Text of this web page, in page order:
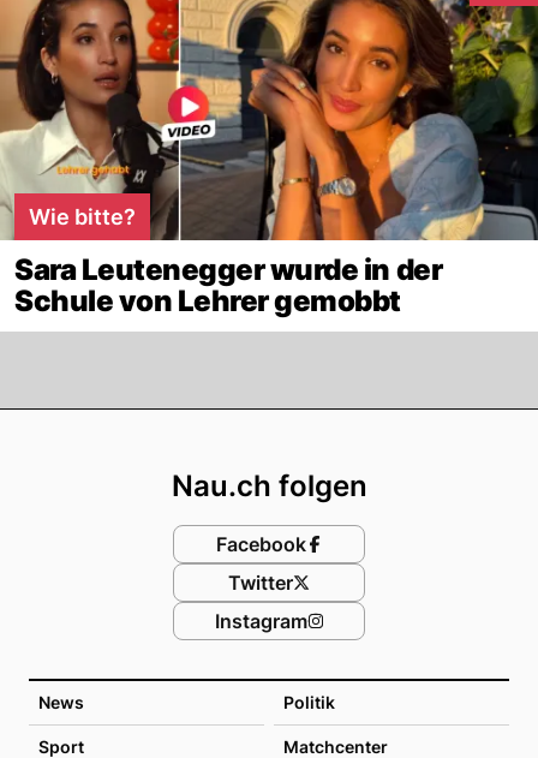
Wie bitte?
Sara Leutenegger wurde in der
Schule von Lehrer gemobbt
News Politik
Sport Matchcenter
Nau.ch folgen
Facebook
Twitter
Instagram